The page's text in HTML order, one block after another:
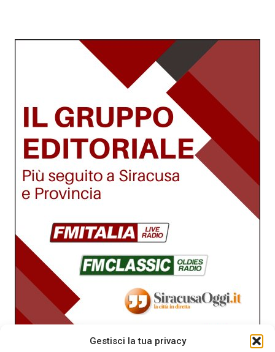
Gestisci la tua privacy